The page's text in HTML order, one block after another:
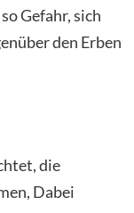
Gefahr, sich
den Erben
die
Dabei